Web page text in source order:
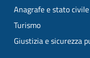
Anagrafe e stato civile
Turismo
Giustizia e sicurezza